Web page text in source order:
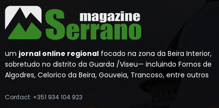
um jornal online regional focado na zona da Beira Interior,
sobretudo no distrito da Guarda /Viseu— incluindo Fornos de
Algodres, Celorico da Beira, Gouveia, Trancoso, entre outros
Contact: +351 934 104 923